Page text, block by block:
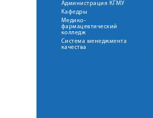
Администрация КГМУ
Кафедры
Медико-
фармацевтический
колледж
Система менеджмента
качества